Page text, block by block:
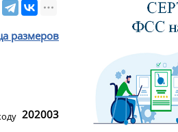
размеров
202003